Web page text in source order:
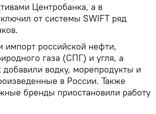
Центробанка, а в
от системы SWIFT ряд
российской нефти,
газа (СПГ) и угля, а
добавили водку, морепродукты и
в России. Также
бренды приостановили работу